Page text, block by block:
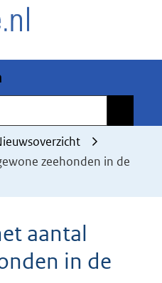
zeehonden in de
aantal
in de